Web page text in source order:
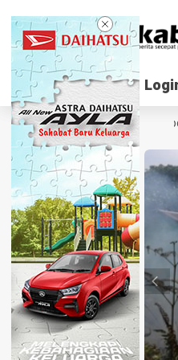
Karhutla Kalbar Berpotensi